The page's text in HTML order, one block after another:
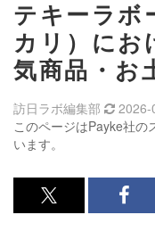
テキーラボ
カリ）にお
気商品・お
このページはPayke社の
います。
訪日ラボ編集部 2026-
x<br>